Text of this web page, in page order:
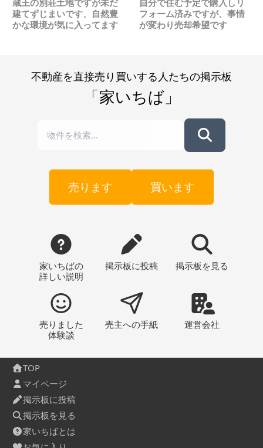
蔵王の別荘土地ですが未だ
建てずじまいです、自然豊
かな環境が気に入ってます
自分で住む予定で購入しリ
フォーム済みですが、事情
が変わり売却希望です
不動産を直接売り買いする人たちの掲示板
「家いちば」
売ります 買います
家いちばの
詳しい説明
掲示板に投稿 掲示板 を見る
売りました
体験談
売主への手紙 運営会社
TOP
マイページ
掲示板に投稿
掲示板を見る
家いちばとは